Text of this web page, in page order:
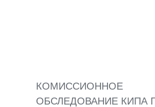
КОМИССИОННОЕ
ОБСЛЕДОВАНИЕ КИПА